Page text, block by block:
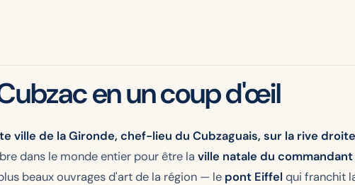
en un coup d'œil
de la Gironde, chef-lieu du Cubzaguais, sur la rive
dans le monde entier pour être la ville natale du
beaux ouvrages d'art de la région — le pont Eiffel qui franchit